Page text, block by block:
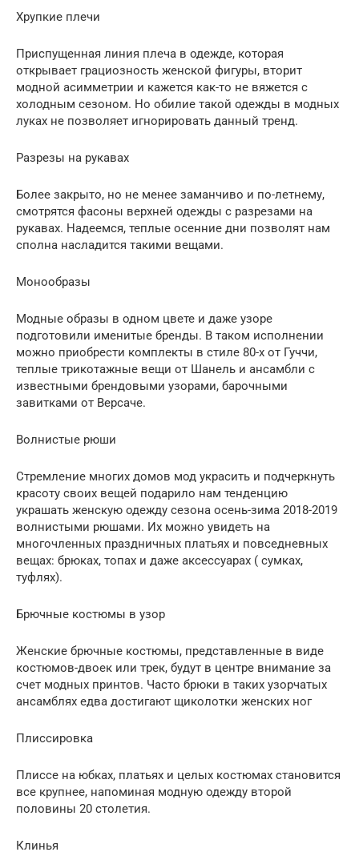
Хрупкие плечи
Приспущенная линия плеча в одежде, которая
открывает грациозность женской фигуры, вторит
модной асимметрии и кажется как-то не вяжется с
холодным сезоном. Но обилие такой одежды в модных
луках не позволяет игнорировать данный тренд.
Разрезы на рукавах
Более закрыто, но не менее заманчиво и по-летнему,
смотрятся фасоны верхней одежды с разрезами на
рукавах. Надеемся, теплые осенние дни позволят нам
сполна насладится такими вещами.
Монообразы
Модные образы в одном цвете и даже узоре
подготовили именитые бренды. В таком исполнении
можно приобрести комплекты в стиле 80-х от Гуччи,
теплые трикотажные вещи от Шанель и ансамбли с
известными брендовыми узорами, барочными
завитками от Версаче.
Волнистые рюши
Стремление многих домов мод украсить и подчеркнуть
красоту своих вещей подарило нам тенденцию
украшать женскую одежду сезона осень-зима 2018-2019
волнистыми рюшами. Их можно увидеть на
многочленных праздничных платьях и повседневных
вещах: брюках, топах и даже аксессуарах ( сумках,
туфлях).
Брючные костюмы в узор
Женские брючные костюмы, представленные в виде
костюмов-двоек или трек, будут в центре внимание за
счет модных принтов. Часто брюки в таких узорчатых
ансамблях едва достигают щиколотки женских ног
Плиссировка
Плиссе на юбках, платьях и целых костюмах становится
все крупнее, напоминая модную одежду второй
половины 20 столетия.
Клинья